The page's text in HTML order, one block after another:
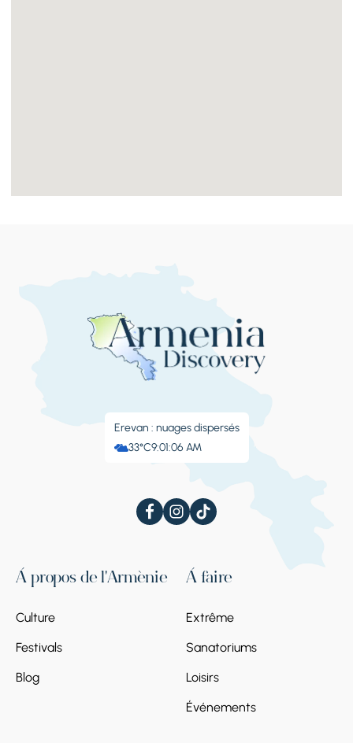
Erevan : nuages ​​dispersés
33°C9:01:09 AM
À propos de l'Arménie
Culture
Festivals
Blog
À faire
Extrême
Sanatoriums
Loisirs
Événements